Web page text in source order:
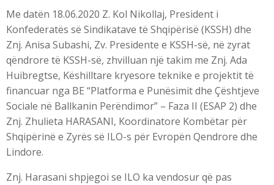
Me datën 18.06.2020 Z. Kol Nikollaj, President i
Konfederatës së Sindikatave të Shqipërisë (KSSH) dhe
Znj. Anisa Subashi, Zv. Presidente e KSSH-së, në zyrat
qëndrore të KSSH-së, zhvilluan një takim me Znj. Ada
Huibregtse, Këshilltare kryesore teknike e projektit të
financuar nga BE “Platforma e Punësimit dhe Çështjeve
Sociale në Ballkanin Perëndimor” – Faza II (ESAP 2) dhe
Znj. Zhulieta HARASANI, Koordinatore Kombëtar për
Shqipërinë e Zyrës së ILO-s për Evropën Qendrore dhe
Lindore.
Znj. Harasani shpjegoi se ILO ka vendosur që pas